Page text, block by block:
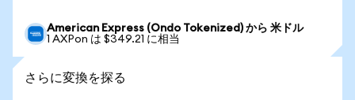
American Express (Ondo Tokenized) から 米ドル
1 AXPon は $349.21 に相当
さらに変換を探る